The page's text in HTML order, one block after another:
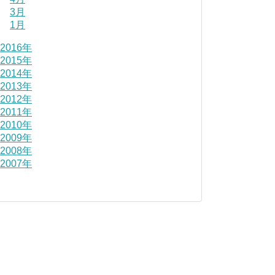
3月
1月
2016年
2015年
2014年
2013年
2012年
2011年
2010年
2009年
2008年
2007年